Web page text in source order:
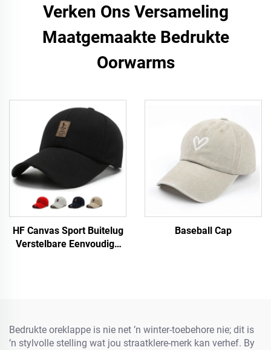
Verken Ons Versameling
Maatgemaakte Bedrukte
Oorwarms
HF Canvas Sport Buitelug
Verstelbare Eenvoudige
Baseball Cap
Bedrukte oreklappe is nie net ’n winter-toebehore nie; dit is
’n stylvolle stelling wat jou straatklere-merk kan verhef. By